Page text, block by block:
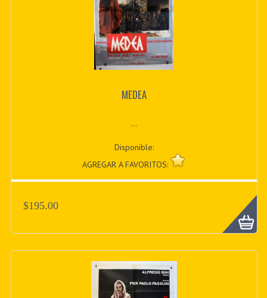
MEDEA
...
Disponible:
AGREGAR A FAVORITOS:
$195.00